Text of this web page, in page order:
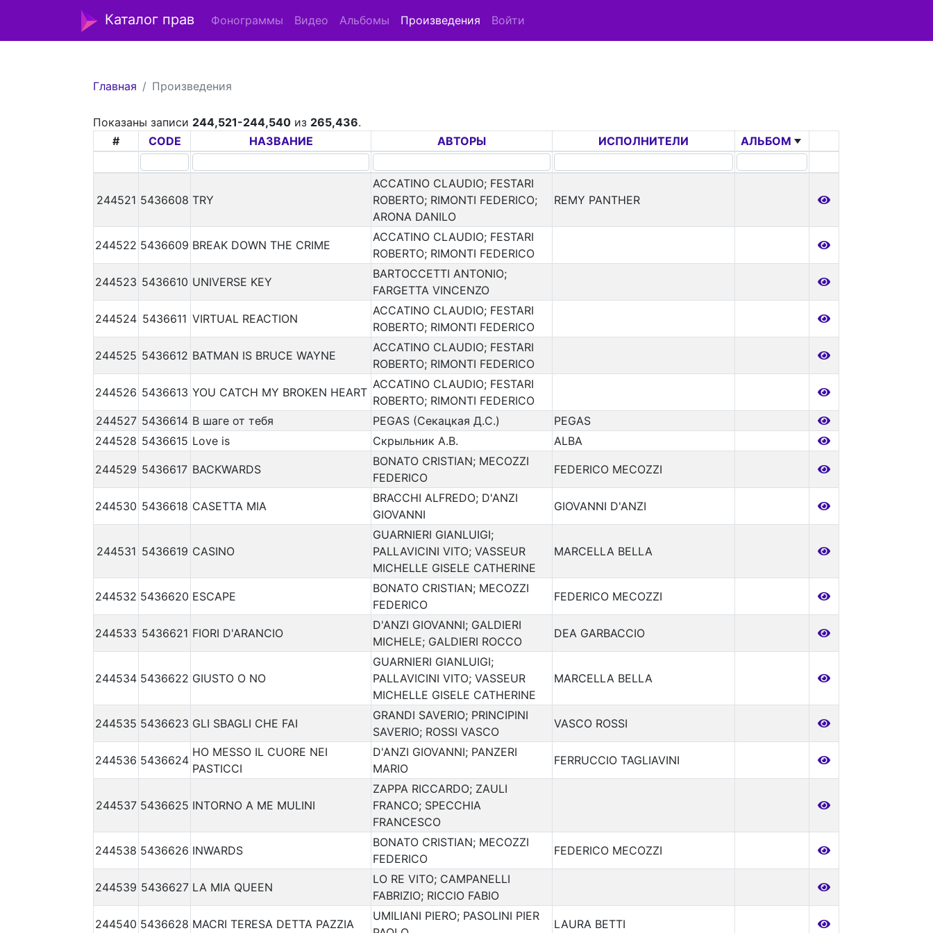
Каталог прав Фонограммы Видео Альбомы Произведения Войти
Главная Произведения
Показаны записи 244,521-244,540 из 265,436.
#
CODE НАЗВАНИЕ АВТОРЫ ИСПОЛНИТЕЛИ АЛЬБОМ
244521 5436608 TRY
ACCATINO CLAUDIO; FESTARI
ROBERTO; RIMONTI FEDERICO;
ARONA DANILO
REMY PANTHER
244522 5436609 BREAK DOWN THE CRIME
ACCATINO CLAUDIO; FESTARI
ROBERTO; RIMONTI FEDERICO
244523 5436610 UNIVERSE KEY
BARTOCCETTI ANTONIO;
FARGETTA VINCENZO
244524 5436611 VIRTUAL REACTION
ACCATINO CLAUDIO; FESTARI
ROBERTO; RIMONTI FEDERICO
244525 5436612 BATMAN IS BRUCE WAYNE
ACCATINO CLAUDIO; FESTARI
ROBERTO; RIMONTI FEDERICO
244526 5436613 YOU CATCH MY BROKEN HEART
ACCATINO CLAUDIO; FESTARI
ROBERTO; RIMONTI FEDERICO
244527 5436614 В шаге от тебя PEGAS (Секацкая Д.С.)
PEGAS
244528 5436615 Love is Скрыльник А.В. ALBA
244529 5436617 BACKWARDS
BONATO CRISTIAN; MECOZZI
FEDERICO
FEDERICO MECOZZI
244530 5436618 CASETTA MIA
BRACCHI ALFREDO; D'ANZI
GIOVANNI
GIOVANNI D'ANZI
244531 5436619 CASINO
GUARNIERI GIANLUIGI;
PALLAVICINI VITO; VASSEUR
MICHELLE GISELE CATHERINE
MARCELLA BELLA
244532 5436620 ESCAPE
BONATO CRISTIAN; MECOZZI
FEDERICO
FEDERICO MECOZZI
244533 5436621 FIORI D'ARANCIO
D'ANZI GIOVANNI; GALDIERI
MICHELE; GALDIERI ROCCO
DEA GARBACCIO
244534 5436622 GIUSTO O NO
GUARNIERI GIANLUIGI;
PALLAVICINI VITO; VASSEUR
MICHELLE GISELE CATHERINE
MARCELLA BELLA
244535 5436623 GLI SBAGLI CHE FAI
GRANDI SAVERIO; PRINCIPINI
SAVERIO; ROSSI VASCO
VASCO ROSSI
244536 5436624
HO MESSO IL CUORE NEI
PASTICCI
D'ANZI GIOVANNI; PANZERI
MARIO
FERRUCCIO TAGLIAVINI
244537 5436625 INTORNO A ME MULINI
ZAPPA RICCARDO; ZAULI
FRANCO; SPECCHIA
FRANCESCO
244538 5436626 INWARDS
BONATO CRISTIAN; MECOZZI
FEDERICO
FEDERICO MECOZZI
244539 5436627 LA MIA QUEEN
LO RE VITO; CAMPANELLI
FABRIZIO; RICCIO FABIO
244540 5436628 MACRI TERESA DETTA PAZZIA
UMILIANI PIERO; PASOLINI PIER
LAURA BETTI